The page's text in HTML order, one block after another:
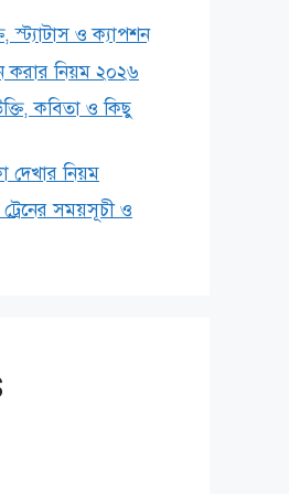
স্ট্যাটাস ও ক্যাপশন
করার নিয়ম ২০২৬
কবিতা ও কিছু
দেখার নিয়ম
সময়সূচী ও